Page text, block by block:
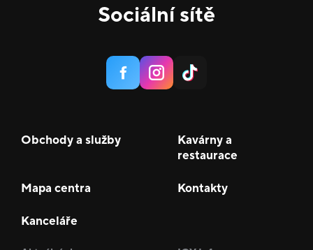
Sociální sítě
Obchody a služby
Kavárny a
restaurace
Mapa centra Kontakty
Kanceláře